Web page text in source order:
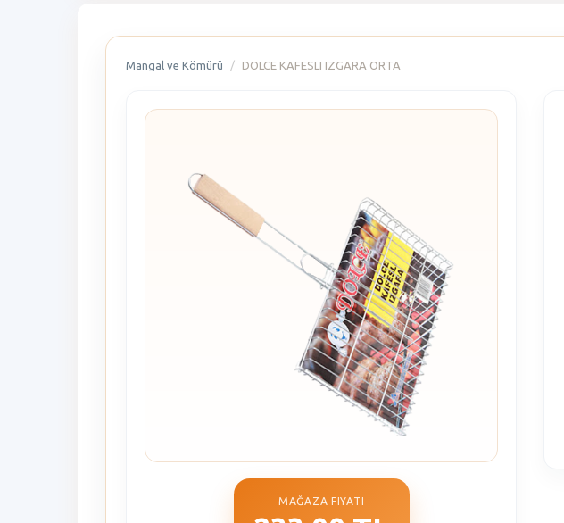
Mangal ve Kömürü DOLCE KAFESLI IZGARA ORTA
MAĞAZA FIYATI